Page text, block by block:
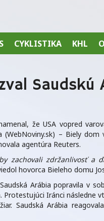
CYKLISTIKA KHL
Saudskú
že USA vopred
(WebNoviny.sk) – Biely
agentúra Reuters.
zachovali zdržanlivosť
hovorca Bieleho domu
Arábia popravila v
Protestujúci Iránci následne
Saudská Arábia